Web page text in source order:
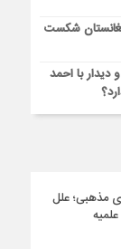
شکست
با احمد
مذهبی؛ علل